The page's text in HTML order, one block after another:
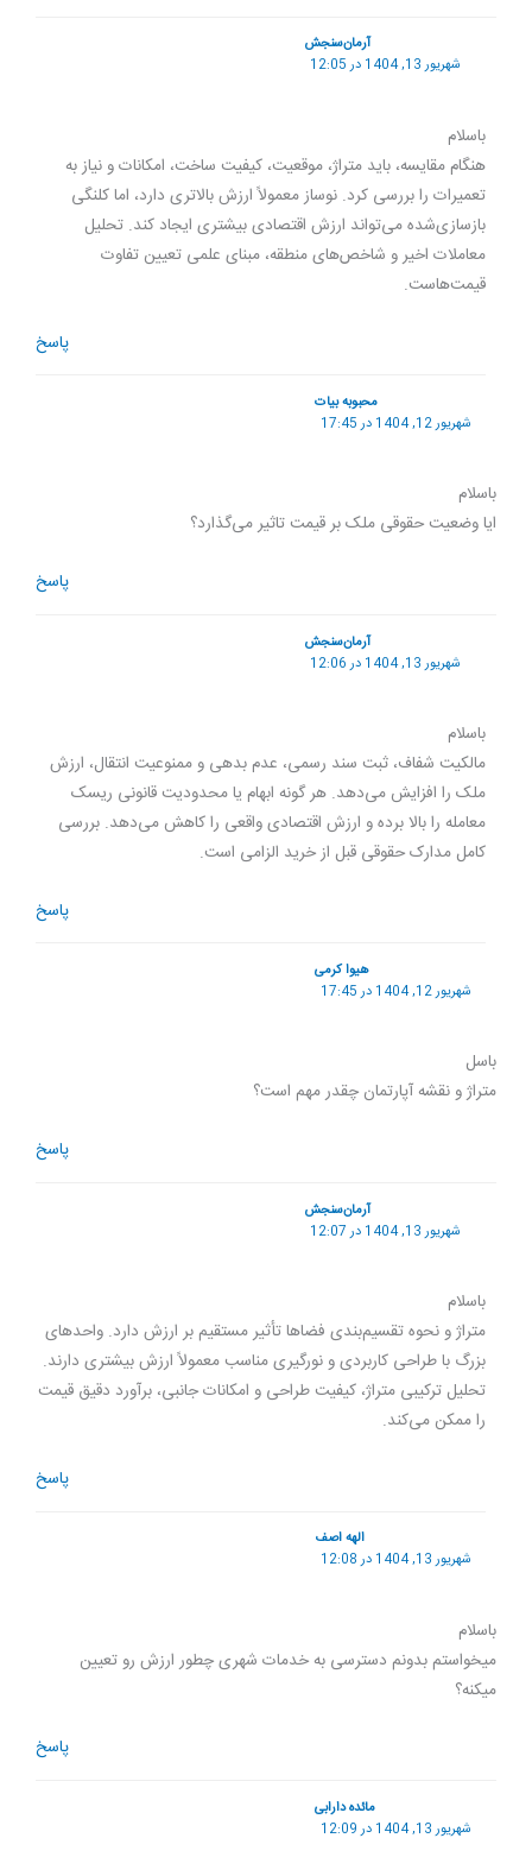
آرمان‌سنجش
شهریور 13, 1404 در 12:05
باسلام
هنگام مقایسه، باید متراژ، موقعیت، کیفیت ساخت، امکانات و نیاز به
تعمیرات را بررسی کرد. نوساز معمولاً ارزش بالاتری دارد، اما کلنگی
بازسازی‌شده می‌تواند ارزش اقتصادی بیشتری ایجاد کند. تحلیل
معاملات اخیر و شاخص‌های منطقه، مبنای علمی تعیین تفاوت
قیمت‌هاست.
پاسخ
محبوبه بیات
شهریور 12, 1404 در 17:45
باسلام
ایا وضعیت حقوقی ملک بر قیمت تاثیر می‌گذارد؟
پاسخ
آرمان‌سنجش
شهریور 13, 1404 در 12:06
باسلام
مالکیت شفاف، ثبت سند رسمی، عدم بدهی و ممنوعیت انتقال، ارزش
ملک را افزایش می‌دهد. هر گونه ابهام یا محدودیت قانونی ریسک
معامله را بالا برده و ارزش اقتصادی واقعی را کاهش می‌دهد. بررسی
کامل مدارک حقوقی قبل از خرید الزامی است.
پاسخ
هیوا کرمی
شهریور 12, 1404 در 17:45
باسل
متراژ و نقشه آپارتمان چقدر مهم است؟
پاسخ
آرمان‌سنجش
شهریور 13, 1404 در 12:07
باسلام
متراژ و نحوه تقسیم‌بندی فضاها تأثیر مستقیم بر ارزش دارد. واحدهای
بزرگ با طراحی کاربردی و نورگیری مناسب معمولاً ارزش بیشتری دارند.
تحلیل ترکیبی متراژ، کیفیت طراحی و امکانات جانبی، برآورد دقیق قیمت
را ممکن می‌کند.
پاسخ
الهه اصف
شهریور 13, 1404 در 12:08
باسلام
میخواستم بدونم دسترسی به خدمات شهری چطور ارزش رو تعیین
میکنه؟
پاسخ
مائده دارابی
شهریور 13, 1404 در 12:09